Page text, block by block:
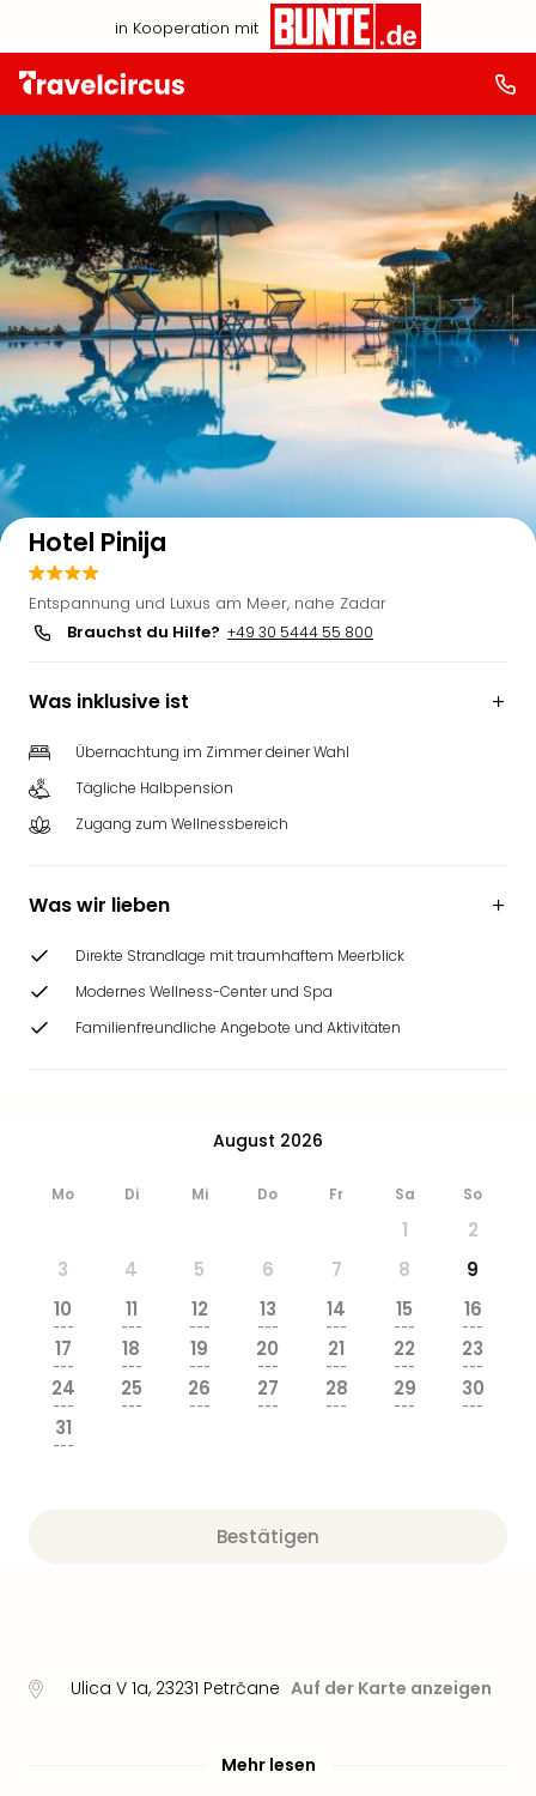
in Kooperation mit
Auf der Karte anzeigen
Hotel Pinija
Entspannung und Luxus am Meer, nahe Zadar
Brauchst du Hilfe? +49 30 5444 55 800
Was inklusive ist
Übernachtung im Zimmer deiner Wahl
Tägliche Halbpension
Zugang zum Wellnessbereich
Was wir lieben
Direkte Strandlage mit traumhaftem Meerblick
Modernes Wellness-Center und Spa
Familienfreundliche Angebote und Aktivitäten
August 2026
Mo Di Mi Do Fr Sa So
1
2
3
4 5 6 7 8
9
10
---
11
---
12
---
13
---
14
---
15
---
16
---
17
---
18
---
19
---
20
---
21
---
22
---
23
---
24
---
25
---
26
---
27
---
28
---
29
---
30
---
31
---
Bestätigen
Ulica V 1a, 23231 Petrčane Auf der Karte anzeigen
Mehr lesen